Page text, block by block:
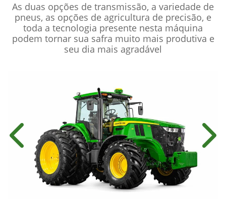
As duas opções de transmissão, a variedade de
pneus, as opções de agricultura de precisão, e
toda a tecnologia presente nesta máquina
podem tornar sua safra muito mais produtiva e
seu dia mais agradável
Anterior